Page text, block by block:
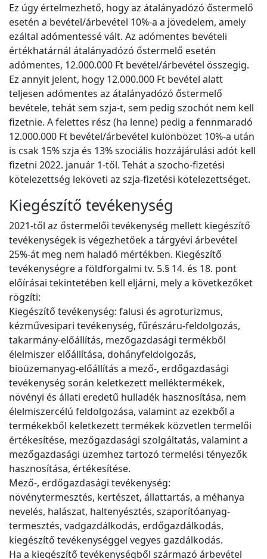
Ez úgy értelmezhető, hogy az átalányadózó őstermelő
esetén a bevétel/árbevétel 10%-a a jövedelem, amely
ezáltal adómentessé vált. Az adómentes bevételi
értékhatárnál átalányadózó őstermelő esetén
adómentes, 12.000.000 Ft bevétel/árbevétel összegig.
Ez annyit jelent, hogy 12.000.000 Ft bevétel alatt
teljesen adómentes az átalányadózó őstermelő
bevétele, tehát sem szja-t, sem pedig szochót nem kell
fizetnie. A felettes rész (ha lenne) pedig a fennmaradó
12.000.000 Ft bevétel/árbevétel különbözet 10%-a után
is csak 15% szja és 13% szociális hozzájárulási adót kell
fizetni 2022. január 1-től. Tehát a szocho-fizetési
kötelezettség leköveti az szja-fizetési kötelezettséget.
Kiegészítő tevékenység
2021-től az őstermelői tevékenység mellett kiegészítő
tevékenységek is végezhetőek a tárgyévi árbevétel
25%-át meg nem haladó mértékben. Kiegészítő
tevékenységre a földforgalmi tv. 5.§ 14. és 18. pont
előírásai tekintetében kell eljárni, mely a következőket
rögzíti:
Kiegészítő tevékenység: falusi és agroturizmus,
kézművesipari tevékenység, fűrészáru-feldolgozás,
takarmány-előállítás, mezőgazdasági termékből
élelmiszer előállítása, dohányfeldolgozás,
bioüzemanyag-előállítás a mező-, erdőgazdasági
tevékenység során keletkezett melléktermékek,
növényi és állati eredetű hulladék hasznosítása, nem
élelmiszercélú feldolgozása, valamint az ezekből a
termékekből keletkezett termékek közvetlen termelői
értékesítése, mezőgazdasági szolgáltatás, valamint a
mezőgazdasági üzemhez tartozó termelési tényezők
hasznosítása, értékesítése.
Mező-, erdőgazdasági tevékenység:
növénytermesztés, kertészet, állattartás, a méhanya
nevelés, halászat, haltenyésztés, szaporítóanyag-
termesztés, vadgazdálkodás, erdőgazdálkodás,
kiegészítő tevékenységgel vegyes gazdálkodás.
Ha a kiegészítő tevékenységből származó árbevétel